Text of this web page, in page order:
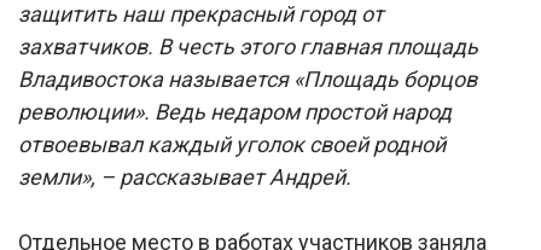
защитить наш прекрасный город от
захватчиков. В честь этого главная площадь
Владивостока называется «Площадь борцов
революции». Ведь недаром простой народ
отвоевывал каждый уголок своей родной
земли», – рассказывает Андрей.
Отдельное место в работах участников заняла